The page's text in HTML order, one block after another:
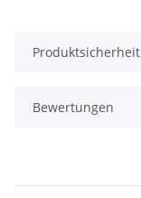
Produktsicherheit
Bewertungen